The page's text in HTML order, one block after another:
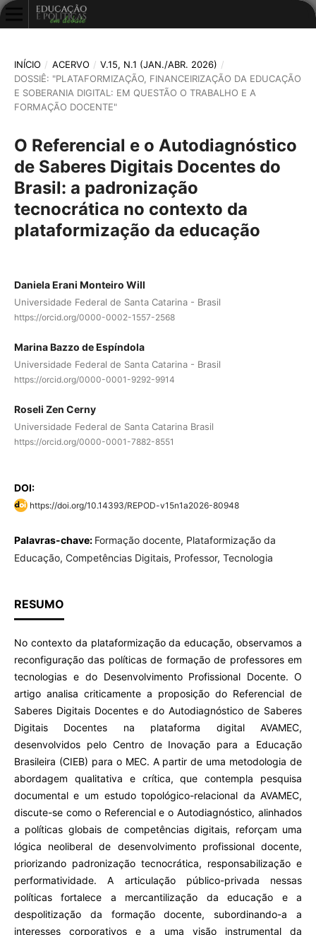
INÍCIO / ACERVO / V.15, N.1 (JAN./ABR. 2026) /
DOSSIÊ: "PLATAFORMIZAÇÃO, FINANCEIRIZAÇÃO DA EDUCAÇÃO
E SOBERANIA DIGITAL: EM QUESTÃO O TRABALHO E A
FORMAÇÃO DOCENTE"
O Referencial e o Autodiagnóstico
de Saberes Digitais Docentes do
Brasil: a padronização
tecnocrática no contexto da
plataformização da educação
Daniela Erani Monteiro Will
Universidade Federal de Santa Catarina - Brasil
https://orcid.org/0000-0002-1557-2568
Marina Bazzo de Espíndola
Universidade Federal de Santa Catarina - Brasil
https://orcid.org/0000-0001-9292-9914
Roseli Zen Cerny
Universidade Federal de Santa Catarina Brasil
https://orcid.org/0000-0001-7882-8551
DOI:
https://doi.org/10.14393/REPOD-v15n1a2026-80948
Palavras-chave: Formação docente, Plataformização da
Educação, Competências Digitais, Professor, Tecnologia
RESUMO
No contexto da plataformização da educação, observamos a
reconfiguração das políticas de formação de professores em
tecnologias e do Desenvolvimento Profissional Docente. O
artigo analisa criticamente a proposição do Referencial de
Saberes Digitais Docentes e do Autodiagnóstico de Saberes
Digitais Docentes na plataforma digital AVAMEC,
desenvolvidos pelo Centro de Inovação para a Educação
Brasileira (CIEB) para o MEC. A partir de uma metodologia de
abordagem qualitativa e crítica, que contempla pesquisa
documental e um estudo topológico-relacional da AVAMEC,
discute-se como o Referencial e o Autodiagnóstico, alinhados
a políticas globais de competências digitais, reforçam uma
lógica neoliberal de desenvolvimento profissional docente,
priorizando padronização tecnocrática, responsabilização e
performatividade. A articulação público-privada nessas
políticas fortalece a mercantilização da educação e a
despolitização da formação docente, subordinando-a a
interesses corporativos e a uma visão instrumental da